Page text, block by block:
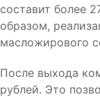
составит более
образом,
масложирового
После выхода
рублей. Это